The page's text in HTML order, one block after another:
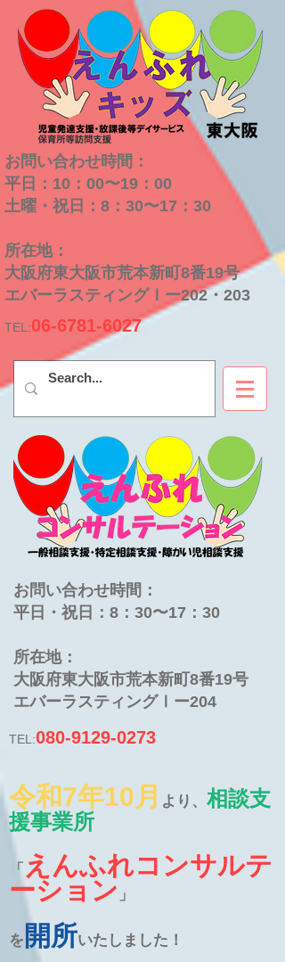
お問い合わせ時間：
平日：10：00〜19：00
​土曜・祝日：8：30〜17：30
​所在地：
大阪府東大阪市荒本新町8番19号
​エバーラスティングⅠー202・203
TEL:06-6781-6027
お問い合わせ時間：
平日・祝日：8：30〜17：30
​所在地：
大阪府東大阪市荒本新町8番19号
​エバーラスティングⅠー204
TEL:080-9129-0273
令和7年10月 より、 相談支
援事業所
「 えんふれコンサルテ
ーション 」
を 開所いたしました！